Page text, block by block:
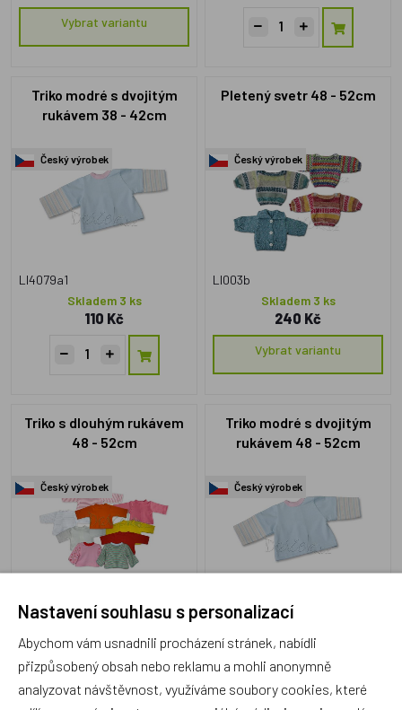
Vybrat variantu
Triko modré s dvojitým
rukávem 38 - 42cm
Český výrobek
LI4079a1
Skladem 3 ks
110 Kč
Pletený svetr 48 - 52cm
Český výrobek
LI003b
Skladem 3 ks
240 Kč
Vybrat variantu
Triko s dlouhým rukávem
48 - 52cm
Český výrobek
LI041b
95 Kč
Vybrat variantu
Triko modré s dvojitým
rukávem 48 - 52cm
Český výrobek
LI4079b1
110 Kč
Nastavení souhlasu s personalizací
Abychom vám usnadnili procházení stránek, nabídli
přizpůsobený obsah nebo reklamu a mohli anonymně
analyzovat návštěvnost, využíváme soubory cookies, které